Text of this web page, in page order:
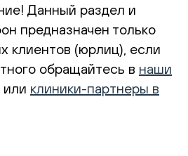
Данный раздел и
предназначен только
клиентов (юрлиц), если
обращайтесь в наши
или клиники-партнеры в